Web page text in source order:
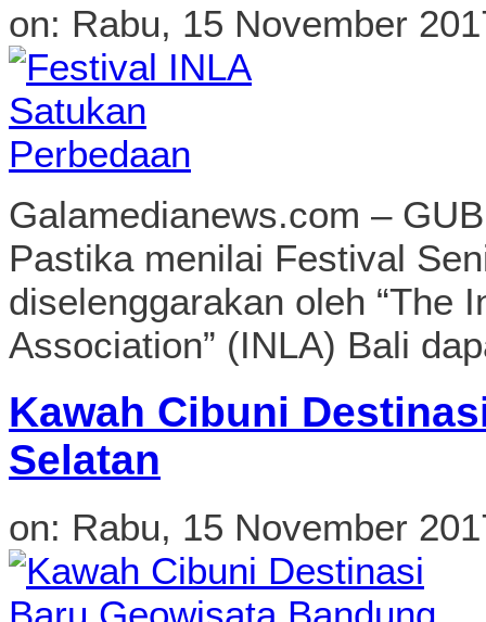
on: Rabu, 15 November
Galamedianews.com –
Pastika menilai Festival
diselenggarakan oleh “The
Association” (INLA) Bali
Kawah Cibuni
Selatan
on: Rabu, 15 November